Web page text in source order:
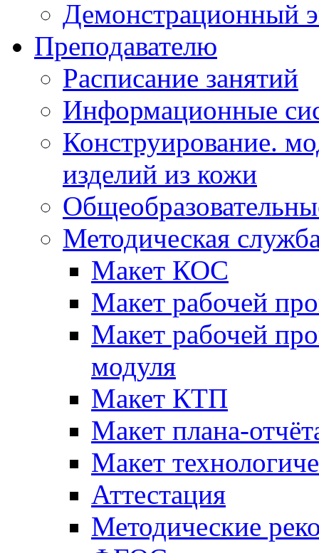
Демонстрационный
Преподавателю
Расписание занятий
Информационные
Конструирование.
изделий из кожи
Методическая
Макет КОС
Макет рабочей
Макет рабочей
модуля
Макет КТП
Макет плана-
Макет
Аттестация
Методические